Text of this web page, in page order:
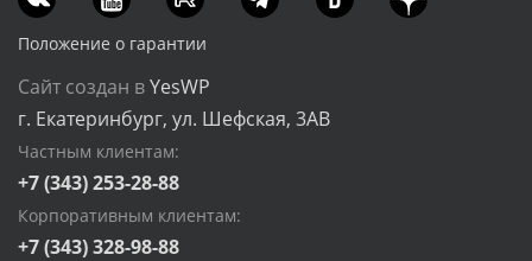
Положение о гарантии
Сайт создан вYesWP
г. Екатеринбург, ул. Шефская, 3АВ
Частным клиентам:
+7 (343) 253-28-88
Корпоративным клиентам:
+7 (343) 328-98-88